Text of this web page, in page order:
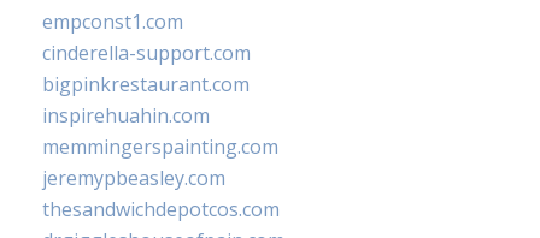
empconst1.com
cinderella-support.com
bigpinkrestaurant.com
inspirehuahin.com
memmingerspainting.com
jeremypbeasley.com
thesandwichdepotcos.com